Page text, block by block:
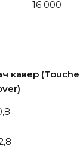
16 000
кавер (Touche